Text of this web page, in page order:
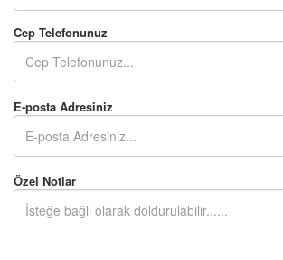
Cep Telefonunuz
E-posta Adresiniz
Özel Notlar